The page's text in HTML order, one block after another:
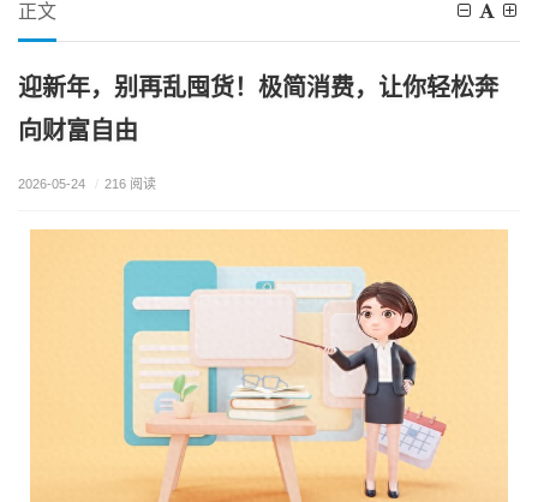
正文
迎新年，别再乱囤货！极简消费，让你轻松奔
向财富自由
2026-05-24 / 216 阅读